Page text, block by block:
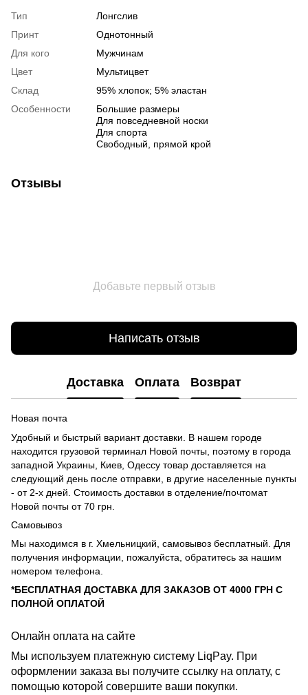
Тип
Лонгслив
Принт
Однотонный
Для кого
Мужчинам
Цвет
Мультицвет
Склад
95% хлопок; 5% эластан
Особенности
Большие размеры
Для повседневной носки
Для спорта
Свободный, прямой крой
Отзывы
Добавьте первый отзыв
Написать отзыв
Доставка Оплата Возврат
Новая почта
Удобный и быстрый вариант доставки. В нашем городе
находится грузовой терминал Новой почты, поэтому в города
западной Украины, Киев, Одессу товар доставляется на
следующий день после отправки, в другие населенные пункты
- от 2-х дней. Стоимость доставки в отделение/почтомат
Новой почты от 70 грн.
Самовывоз
Мы находимся в г. Хмельницкий, самовывоз бесплатный. Для
получения информации, пожалуйста, обратитесь за нашим
номером телефона.
*БЕСПЛАТНАЯ ДОСТАВКА ДЛЯ ЗАКАЗОВ ОТ 4000 ГРН С
ПОЛНОЙ ОПЛАТОЙ
Онлайн оплата на сайте
Мы используем платежную систему LiqPay. При
оформлении заказа вы получите ссылку на оплату, с
помощью которой совершите ваши покупки.